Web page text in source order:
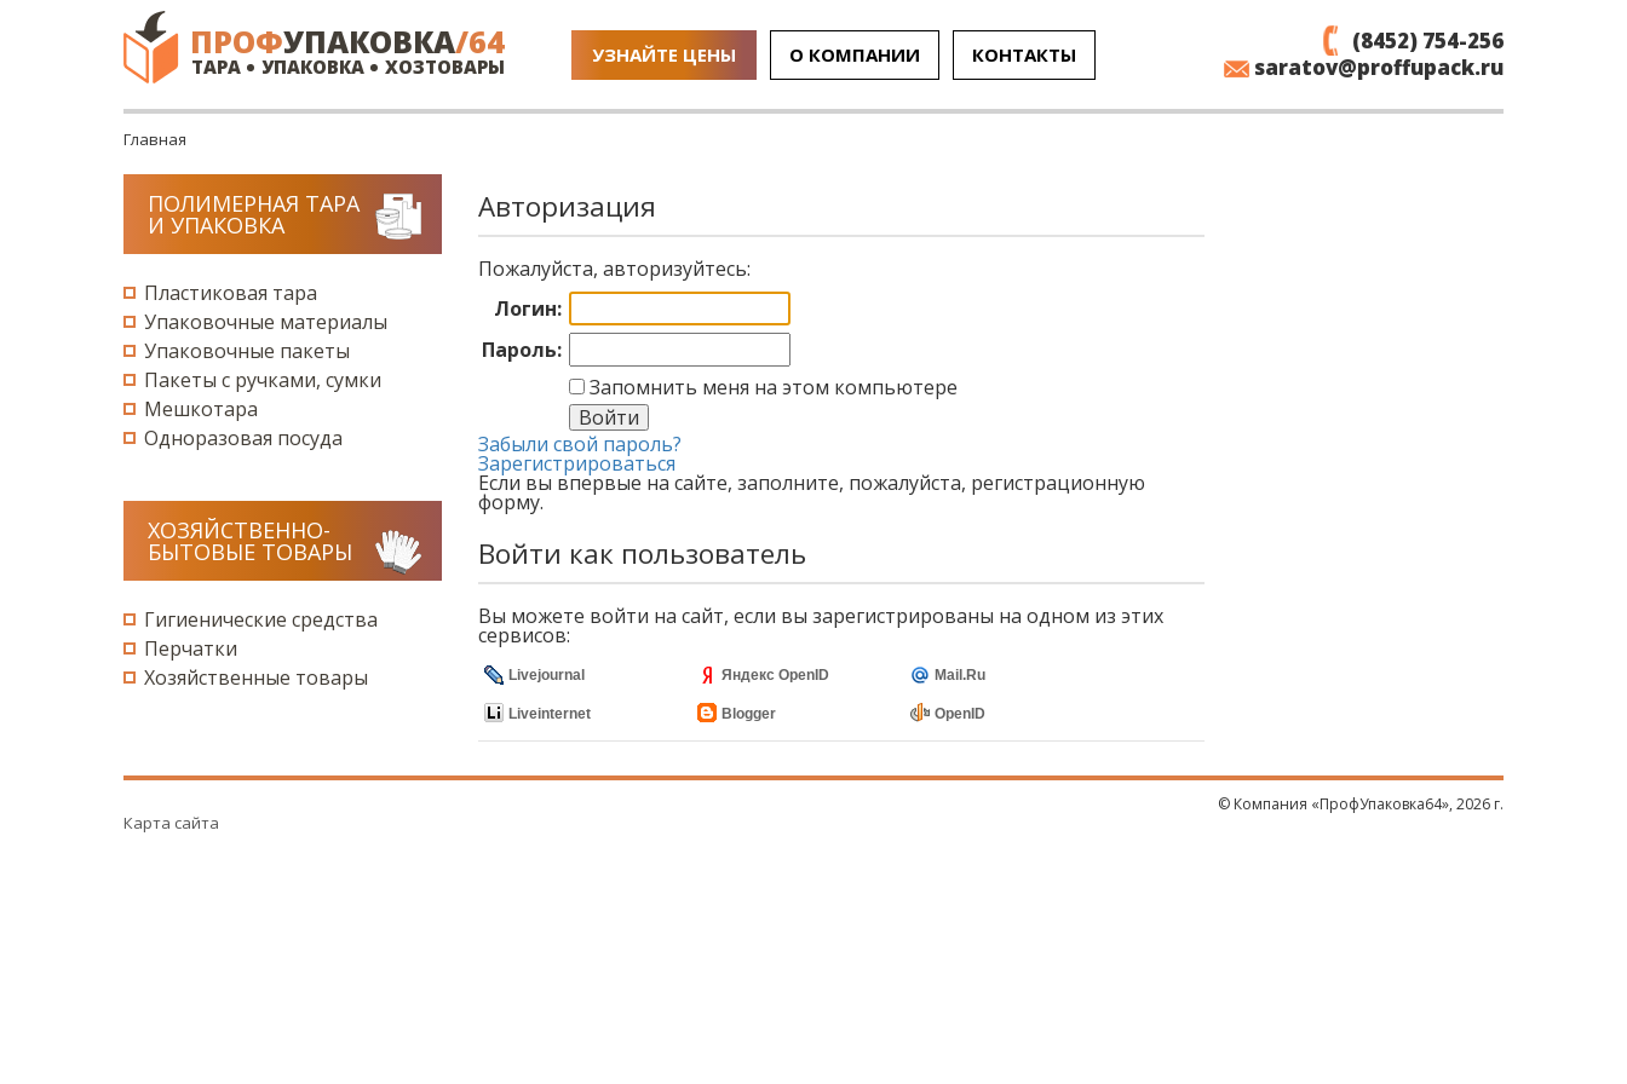
ПРОФУПАКОВКА/64
ТАРА УПАКОВКА ХОЗТОВАРЫ УЗНАЙТЕ ЦЕНЫ О КОМПАНИИ КОНТАКТЫ
(8452) 754-256
saratov@proffupack.ru
Главная
ПОЛИМЕРНАЯ ТАРА
И УПАКОВКА
Пластиковая тара
Упаковочные материалы
Упаковочные пакеты
Пакеты с ручками, сумки
Мешкотара
Одноразовая посуда
ХОЗЯЙСТВЕННО-
БЫТОВЫЕ ТОВАРЫ
Гигиенические средства
Перчатки
Хозяйственные товары
Авторизация
Пожалуйста, авторизуйтесь:
Логин:
Пароль:
Запомнить меня на этом компьютере
Забыли свой пароль?
Зарегистрироваться
Если вы впервые на сайте, заполните, пожалуйста, регистрационную
форму.
Войти как пользователь
Вы можете войти на сайт, если вы зарегистрированы на одном из этих
сервисов:
Livejournal Яндекс OpenID Mail.Ru
Liveinternet Blogger OpenID
Карта сайта
© Компания «ПрофУпаковка64», 2026 г.